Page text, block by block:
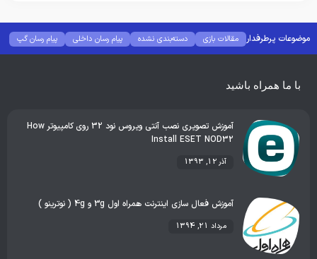
موضوعات پرطرفدار مقالات بازی دسته‌بندی نشده پیام رسان داخلی
پیام رسان گپ
بهترین گجت ها
هوش مصنوعی رفع خطا و ارور
با ما همراه باشید
آموزش تصویری نصب آنتی ویروس نود 32 روی کامپیوتر How
Install ESET NOD32
آذر 12, 1393
آموزش فعال سازی اینترنت همراه اول 3g و 4g ( نوترینو )
مرداد 21, 1394